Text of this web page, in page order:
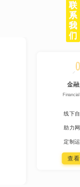
联
系
我
们
金
线下
助力
定制
查